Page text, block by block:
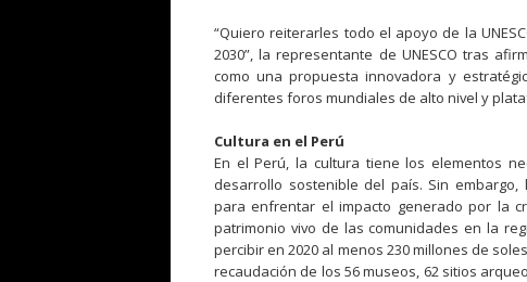
“Quiero reiterarles todo el apoyo de la
2030”, la representante de UNESCO tras
como una propuesta innovadora y
diferentes foros mundiales de alto nivel y
Cultura en el Perú
En el Perú, la cultura tiene los elementos
desarrollo sostenible del país. Sin
para enfrentar el impacto generado por la
patrimonio vivo de las comunidades en la
percibir en 2020 al menos 230 millones de
recaudación de los 56 museos, 62 sitios